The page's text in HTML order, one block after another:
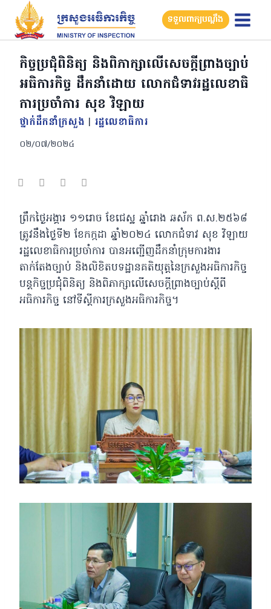
Skip
content
ទទួលពាក្យបណ្តឹង
កិច្ចប្រជុំ​ពិនិត្យ​ និងពិភាក្សា​លេី​សេចក្តីព្រាងច្បាប់​
អធិការកិច្ច​ ដឹកនាំដោយ លោកជំទាវរដ្ឋលេខាធិ
ការប្រចាំការ សុខ វិឡាយ
ថ្នាក់ដឹកនាំក្រសួង | រដ្ឋលេខាធិការ
០២/០៧/២០២៤
ព្រឹក​ថ្ងៃ​អង្គារ ១១រោច ខែជេស្ឋ ឆ្នាំរោង ឆស័ក ព.ស.២៥៦៨
ត្រូវនឹងថ្ងៃទី២​ ខែកក្កដា​ ឆ្នាំ​២០២៤​ លោកជំទាវ សុខ វិឡាយ
រដ្ឋលេខាធិការប្រចាំការ បានអញ្ជើញដឹកនាំក្រុមការងារ​
តាក់តែងច្បាប់​ និងលិខិត​បទ​ដ្ឋាន​គតិ​យុត្តនៃក្រសួង​អធិការកិច្ច​
បន្ត​កិច្ចប្រជុំ​ពិនិត្យ​ និងពិភាក្សា​លេី​សេចក្តីព្រាងច្បាប់​ស្តីពី
អធិការកិច្ច​ នៅទីស្តីការក្រសួងអធិការកិច្ច។